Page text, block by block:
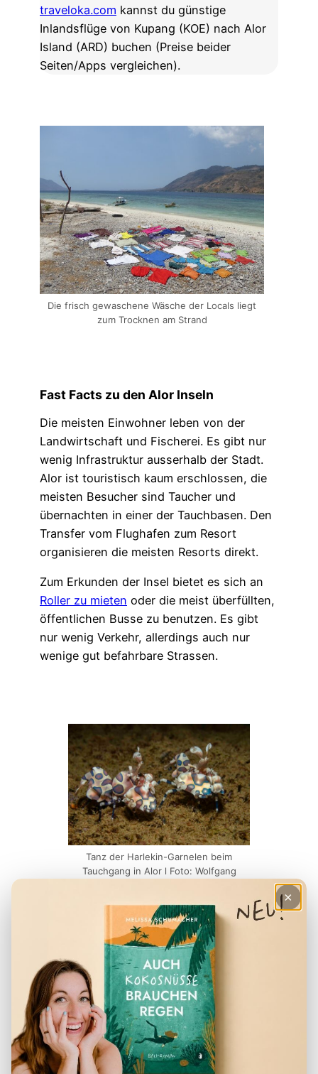
traveloka.com kannst du günstige
Inlandsflüge von Kupang (KOE) nach Alor
Island (ARD) buchen (Preise beider
Seiten/Apps vergleichen).
Die frisch gewaschene Wäsche der Locals liegt
zum Trocknen am Strand
Fast Facts zu den Alor Inseln
Die meisten Einwohner leben von der
Landwirtschaft und Fischerei. Es gibt nur
wenig Infrastruktur ausserhalb der Stadt.
Alor ist touristisch kaum erschlossen, die
meisten Besucher sind Taucher und
übernachten in einer der Tauchbasen. Den
Transfer vom Flughafen zum Resort
organisieren die meisten Resorts direkt.
Zum Erkunden der Insel bietet es sich an
Roller zu mieten oder die meist überfüllten,
öffentlichen Busse zu benutzen. Es gibt
nur wenig Verkehr, allerdings auch nur
wenige gut befahrbare Strassen.
Tanz der Harlekin-Garnelen beim
Tauchgang in Alor l Foto: Wolfgang
Beste Reisezeit zum Tauchen in Alor
Die Saison läuft vonMärz bis November
die beste Zeit zum Tauchen ist von
Oktober. In diesen Monaten ist das Wetter
stabil, die Sicht unter Wasser ist am besten
und die See ist ruhig. Einige Tauchbasen
×